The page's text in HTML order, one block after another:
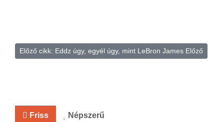
Előző cikk: Eddz úgy, egyél úgy, mint LeBron James Előző
Friss Népszerű